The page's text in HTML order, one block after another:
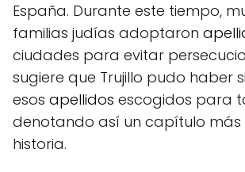
España. Durante este tiempo,
familias judías adoptaron
ciudades para evitar
sugiere que Trujillo pudo haber
esos apellidos escogidos para
denotando así un capítulo más
historia.